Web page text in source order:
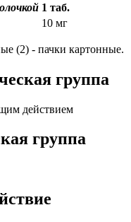
1 таб.
10 мг
(2) - пачки картонные.
группа
действием
группа